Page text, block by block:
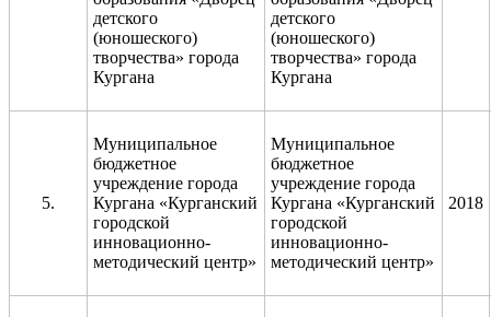
детского
(юношеского)
творчества» города
Кургана
детского
(юношеского)
творчества» города
Кургана
5.
Муниципальное
бюджетное
учреждение города
Кургана «Курганский
городской
инновационно-
методический центр»
Муниципальное
бюджетное
учреждение города
Кургана «Курганский
городской
инновационно-
методический центр»
2018